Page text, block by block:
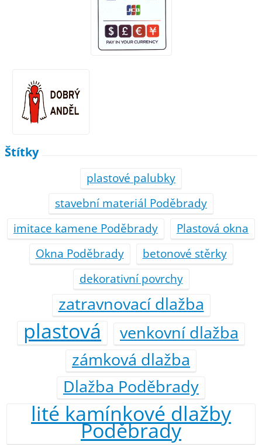
Štítky
plastové palubky
stavební materiál Poděbrady
imitace kamene Poděbrady
Plastová okna
Okna Poděbrady
betonové stěrky
dekorativní povrchy
zatravnovací dlažba
plastová
venkovní dlažba
zámková dlažba
Dlažba Poděbrady
lité kamínkové dlažby
Poděbrady